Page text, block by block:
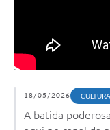
18/05/2026 CULTURA
A batida